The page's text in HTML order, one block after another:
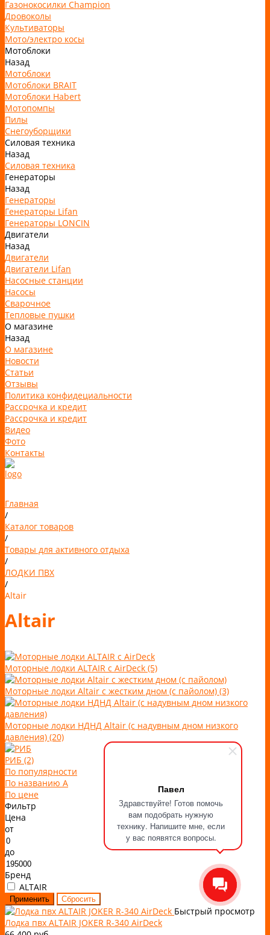
Павел
Здравствуйте! Готов помочь
вам подобрать нужную
технику. Напишите мне, если
у вас появятся вопросы.
Газонокосилки Champion
Дровоколы
Культиваторы
Мото/электро косы
Мотоблоки
Назад
Мотоблоки
Мотоблоки BRAIT
Мотоблоки Habert
Мотопомпы
Пилы
Снегоуборщики
Силовая техника
Назад
Силовая техника
Генераторы
Назад
Генераторы
Генераторы Lifan
Генераторы LONCIN
Двигатели
Назад
Двигатели
Двигатели Lifan
Насосные станции
Насосы
Сварочное
Тепловые пушки
О магазине
Назад
О магазине
Новости
Статьи
Отзывы
Политика конфидециальности
Рассрочка и кредит
Рассрочка и кредит
Видео
Фото
Контакты
Главная
/
Каталог товаров
/
Товары для активного отдыха
/
ЛОДКИ ПВХ
/
Altair
Altair
Моторные лодки ALTAIR с AirDeck (5)
Моторные лодки Altair с жестким дном (с пайолом) (3)
Моторные лодки НДНД Altair (с надувным дном низкого
давления) (20)
РИБ (2)
По популярности
По названию A
По цене
Фильтр
Цена
от
до
Бренд
ALTAIR
Быстрый просмотр
Лодка пвх ALTAIR JOKER R-340 AirDeck